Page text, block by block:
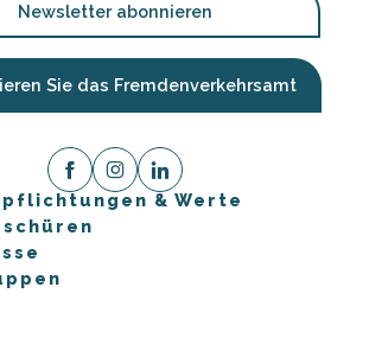
Newsletter abonnieren
Sie das Fremdenverkehrsamt
& Werte